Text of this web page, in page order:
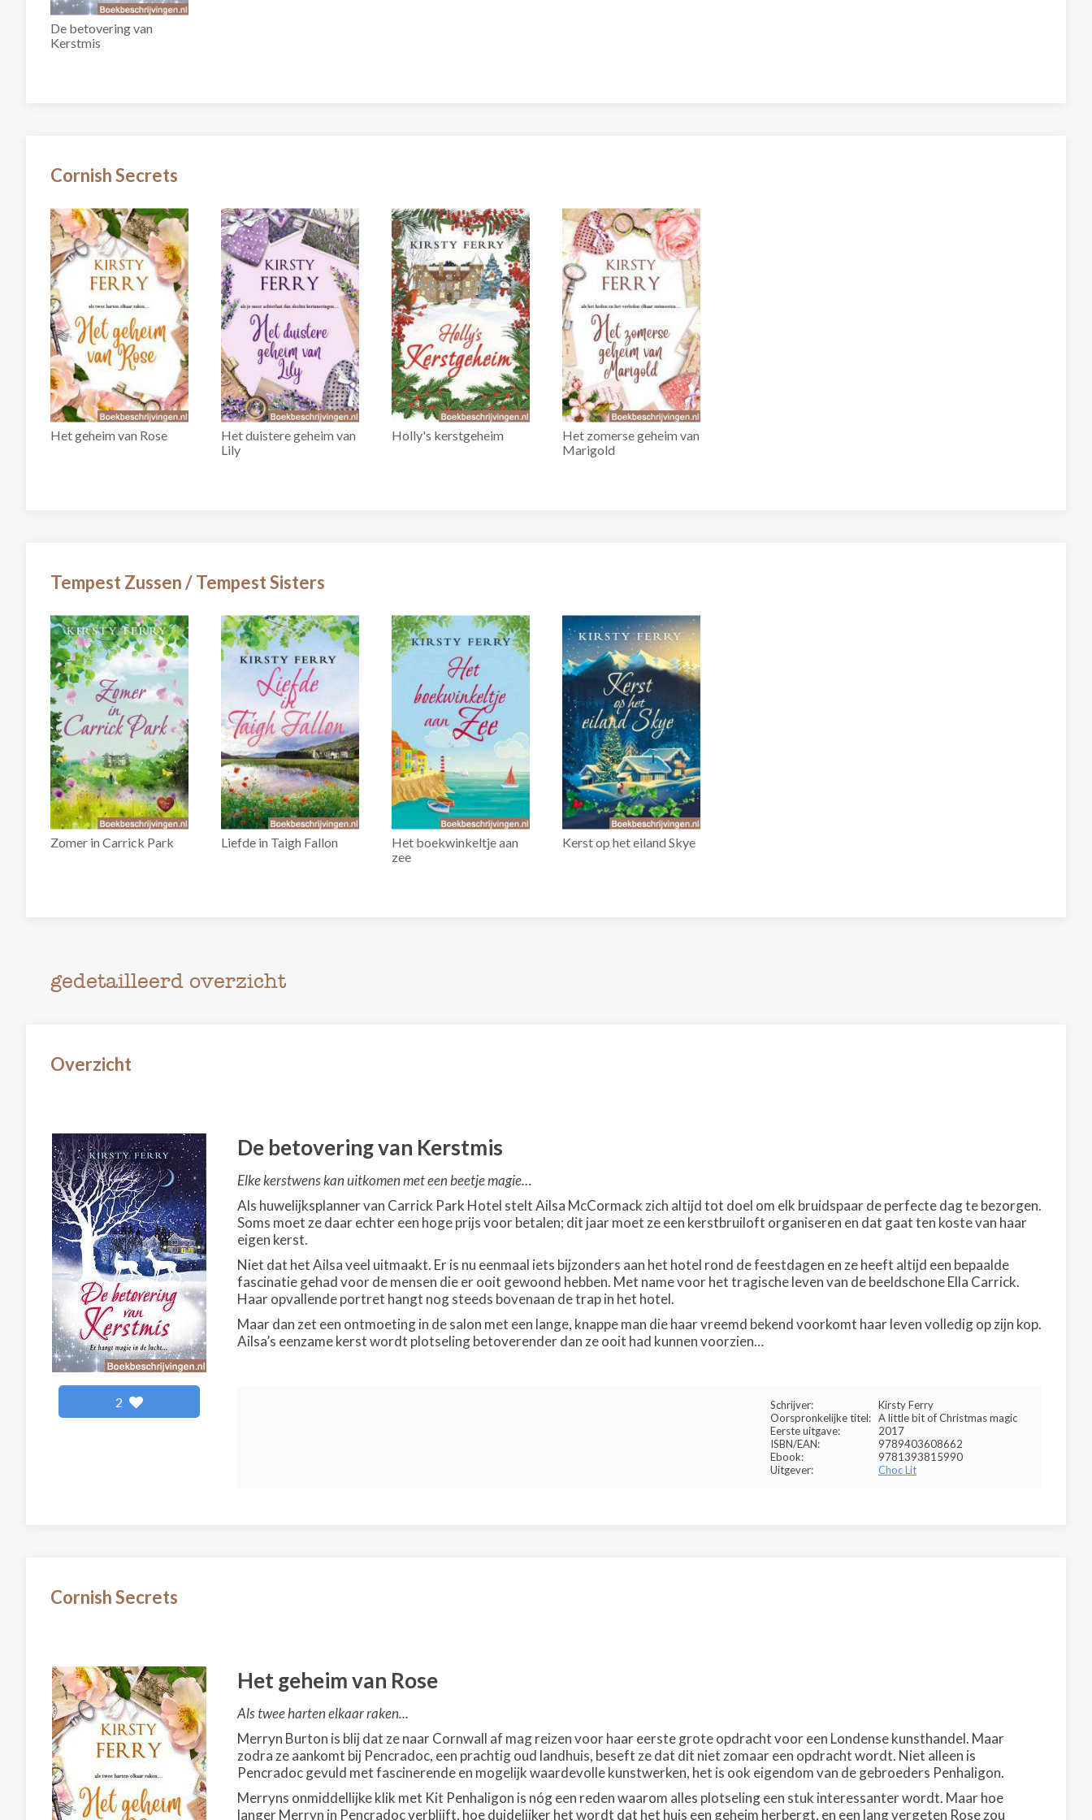
De betovering van
Kerstmis
Cornish Secrets
Het geheim van Rose
Het duistere geheim van
Lily
Holly's kerstgeheim
Het zomerse geheim van
Marigold
Tempest Zussen / Tempest Sisters
Zomer in Carrick Park Liefde in Taigh Fallon
Het boekwinkeltje aan
zee
Kerst op het eiland Skye
gedetailleerd overzicht
Overzicht
2
De betovering van Kerstmis
Elke kerstwens kan uitkomen met een beetje magie…
Als huwelijksplanner van Carrick Park Hotel stelt Ailsa McCormack zich altijd tot doel om elk bruidspaar de perfecte dag te bezorgen.
Soms moet ze daar echter een hoge prijs voor betalen; dit jaar moet ze een kerstbruiloft organiseren en dat gaat ten koste van haar
eigen kerst.
Niet dat het Ailsa veel uitmaakt. Er is nu eenmaal iets bijzonders aan het hotel rond de feestdagen en ze heeft altijd een bepaalde
fascinatie gehad voor de mensen die er ooit gewoond hebben. Met name voor het tragische leven van de beeldschone Ella Carrick.
Haar opvallende portret hangt nog steeds bovenaan de trap in het hotel.
Maar dan zet een ontmoeting in de salon met een lange, knappe man die haar vreemd bekend voorkomt haar leven volledig op zijn kop.
Ailsa’s eenzame kerst wordt plotseling betoverender dan ze ooit had kunnen voorzien…
Schrijver:
Kirsty Ferry
Oorspronkelijke titel: A little bit of Christmas magic
Eerste uitgave:
2017
ISBN/EAN:
9789403608662
Ebook:
9781393815990
Uitgever:
Choc Lit
Cornish Secrets
Het geheim van Rose
Als twee harten elkaar raken...
Merryn Burton is blij dat ze naar Cornwall af mag reizen voor haar eerste grote opdracht voor een Londense kunsthandel. Maar
zodra ze aankomt bij Pencradoc, een prachtig oud landhuis, beseft ze dat dit niet zomaar een opdracht wordt. Niet alleen is
Pencradoc gevuld met fascinerende en mogelijk waardevolle kunstwerken, het is ook eigendom van de gebroeders Penhaligon.
Merryns onmiddellijke klik met Kit Penhaligon is nóg een reden waarom alles plotseling een stuk interessanter wordt. Maar hoe
langer Merryn in Pencradoc verblijft, hoe duidelijker het wordt dat het huis een geheim herbergt, en een lang vergeten Rose zou